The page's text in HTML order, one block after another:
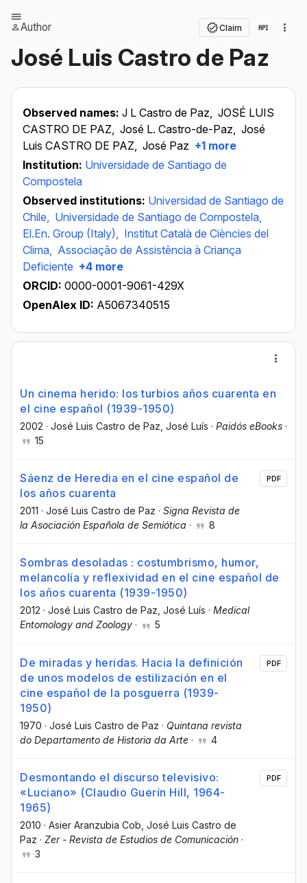
Author Claim
José Luis Castro de Paz
Observed names: J L Castro de Paz, JOSÉ LUIS
CASTRO DE PAZ, José L. Castro-de-Paz, José
Luis CASTRO DE PAZ, José Paz +1 more
Institution: Universidade de Santiago de
Compostela
Observed institutions: Universidad de Santiago de
Chile, Universidade de Santiago de Compostela,
El.En. Group (Italy), Institut Català de Ciències del
Clima, Associação de Assistência à Criança
Deficiente +4 more
ORCID: 0000-0001-9061-429X
OpenAlex ID: A5067340515
Un cinema herido: los turbios años cuarenta en
el cine español (1939-1950)
2002 · José Luis Castro de Paz , José Luís · Paidós eBooks ·
15
Sáenz de Heredia en el cine español de
los años cuarenta
2011 · José Luis Castro de Paz · Signa Revista de
la Asociación Española de Semiótica · 8
PDF
Sombras desoladas : costumbrismo, humor,
melancolía y reflexividad en el cine español de
los años cuarenta (1939-1950)
2012 · José Luis Castro de Paz , José Luís · Medical
Entomology and Zoology · 5
De miradas y heridas. Hacia la definición
de unos modelos de estilización en el
cine español de la posguerra (1939-
1950)
1970 · José Luis Castro de Paz · Quintana revista
do Departamento de Historia da Arte · 4
PDF
Desmontando el discurso televisivo:
«Luciano» (Claudio Guerín Hill, 1964-
1965)
2010 · Asier Aranzubia Cob , José Luis Castro de
Paz · Zer - Revista de Estudios de Comunicación ·
3
PDF